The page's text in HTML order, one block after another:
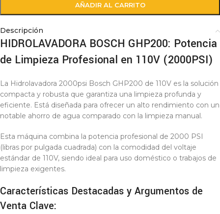
AÑADIR AL CARRITO
Descripción
HIDROLAVADORA BOSCH GHP200: Potencia
de Limpieza Profesional en 110V (2000PSI)
La Hidrolavadora 2000psi Bosch GHP200 de 110V es la solución
compacta y robusta que garantiza una limpieza profunda y
eficiente. Está diseñada para ofrecer un alto rendimiento con un
notable ahorro de agua comparado con la limpieza manual.
Esta máquina combina la potencia profesional de 2000 PSI
(libras por pulgada cuadrada) con la comodidad del voltaje
estándar de 110V, siendo ideal para uso doméstico o trabajos de
limpieza exigentes.
Características Destacadas y Argumentos de
Venta Clave: